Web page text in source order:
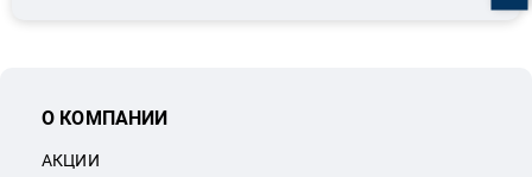
О КОМПАНИИ
АКЦИИ